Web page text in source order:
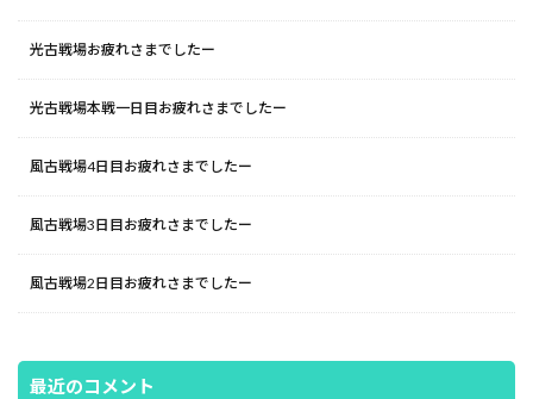
光古戦場お疲れさまでしたー
光古戦場本戦一日目お疲れさまでしたー
風古戦場4日目お疲れさまでしたー
風古戦場3日目お疲れさまでしたー
風古戦場2日目お疲れさまでしたー
最近のコメント